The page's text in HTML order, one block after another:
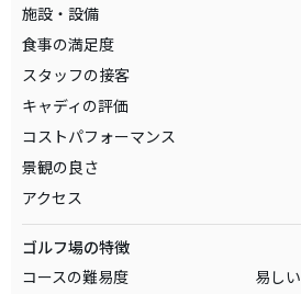
施設・設備
食事の満足度
スタッフの接客
キャディの評価
コストパフォーマンス
景観の良さ
アクセス
ゴルフ場の特徴
コースの難易度
易しい